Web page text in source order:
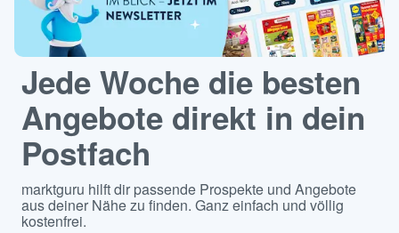
Jede Woche die besten
Angebote direkt in dein
Postfach
marktguru hilft dir passende Prospekte und Angebote
aus deiner Nähe zu finden. Ganz einfach und völlig
kostenfrei.